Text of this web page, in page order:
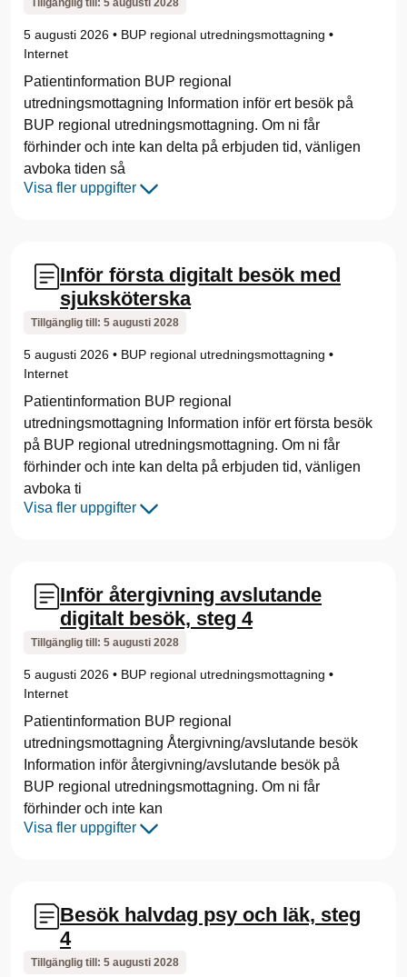
Tillgänglig till: 5 augusti 2028
5 augusti 2026 • BUP regional utredningsmottagning •
Internet
Patientinformation BUP regional
utredningsmottagning Information inför ert besök på
BUP regional utredningsmottagning. Om ni får
förhinder och inte kan delta på erbjuden tid, vänligen
avboka tiden så
Visa fler uppgifter
Inför första digitalt besök med
sjuksköterska
Tillgänglig till: 5 augusti 2028
5 augusti 2026 • BUP regional utredningsmottagning •
Internet
Patientinformation BUP regional
utredningsmottagning Information inför ert första besök
på BUP regional utredningsmottagning. Om ni får
förhinder och inte kan delta på erbjuden tid, vänligen
avboka ti
Visa fler uppgifter
Inför återgivning avslutande
digitalt besök, steg 4
Tillgänglig till: 5 augusti 2028
5 augusti 2026 • BUP regional utredningsmottagning •
Internet
Patientinformation BUP regional
utredningsmottagning Återgivning/avslutande besök
Information inför återgivning/avslutande besök på
BUP regional utredningsmottagning. Om ni får
förhinder och inte kan
Visa fler uppgifter
Besök halvdag psy och läk, steg
4
Tillgänglig till: 5 augusti 2028